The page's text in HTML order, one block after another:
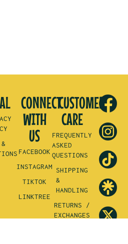
CONNECT
WITH
US
FACEBOOK
INSTAGRAM
TIKTOK
LINKTREE
CUSTOMER
CARE
FREQUENTLY
ASKED
QUESTIONS
SHIPPING
&
HANDLING
RETURNS /
EXCHANGES